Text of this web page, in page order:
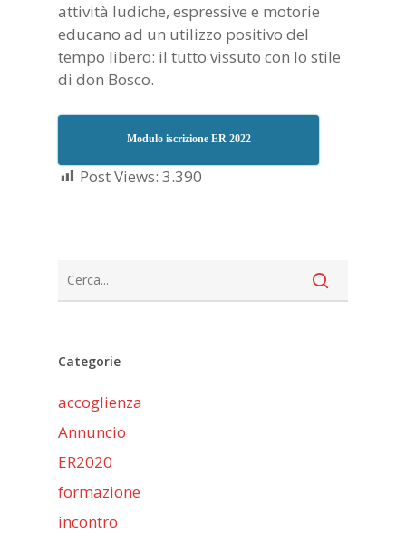
attività ludiche, espressive e motorie
educano ad un utilizzo positivo del
tempo libero: il tutto vissuto con lo stile
di don Bosco.
Modulo iscrizione ER 2022
Post Views: 3.390
Categorie
accoglienza
Annuncio
ER2020
formazione
incontro